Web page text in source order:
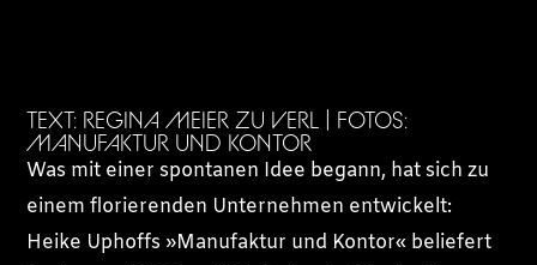
TEXT: REGINA MEIER ZU VERL | FOTOS:
MANUFAKTUR UND KONTOR
Was mit einer spontanen Idee begann, hat sich zu
einem florierenden Unternehmen entwickelt:
Heike Uphoffs »Manufaktur und Kontor« beliefert